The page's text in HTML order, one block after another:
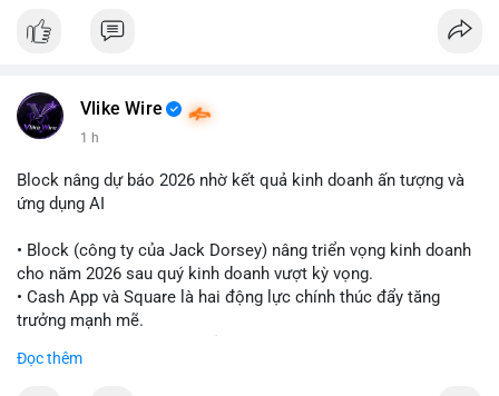
Cá voi chuyển 7 BTC trị giá hơn 451 nghìn USD từ một địa chỉ
tiếp lên thị trường. Với mức giá hiện tại, động thái này thiên về
khả năng tái phân bổ danh mục đầu tư hoặc chuẩn bị thanh
hưởng nhẹ, nhưng không đủ để gây biến động mạnh.
Theo dõi thêm các giao dịch lớn liên tiếp trong 24 giờ tới. Nếu
xuất hiện chuỗi chuyển tiền lên sàn, cần thận trọng trước nguy
cơ điều chỉnh. Tránh hành động theo cảm xúc khi chưa xác
nhận đầy đủ dòng tiền.
#7btc #chuyenvilanh
Vlike Wire
1 h
Block nâng dự báo 2026 nhờ kết quả kinh doanh ấn tượng và
ứng dụng AI
• Block (công ty của Jack Dorsey) nâng triển vọng kinh doanh
cho năm 2026 sau quý kinh doanh vượt kỳ vọng.
• Cash App và Square là hai động lực chính thúc đẩy tăng
trưởng mạnh mẽ.
quy trình phát triển phần mềm.
Đọc thêm